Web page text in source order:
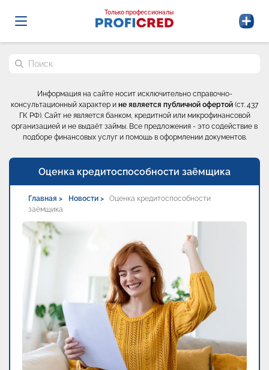
Probrokery - Только профессионалы
Только профессионалы
Поиск по сайту
Информация на сайте носит исключительно справочно-
консультационный характер и не является публичной офертой (ст. 437
ГК РФ). Сайт не является банком, кредитной или микрофинансовой
организацией и не выдаёт займы. Все предложения - это содействие в
подборе финансовых услуг и помощь в оформлении документов.
Оценка кредитоспособности заёмщика
Главная > Новости >
Оценка кредитоспособности
заёмщика